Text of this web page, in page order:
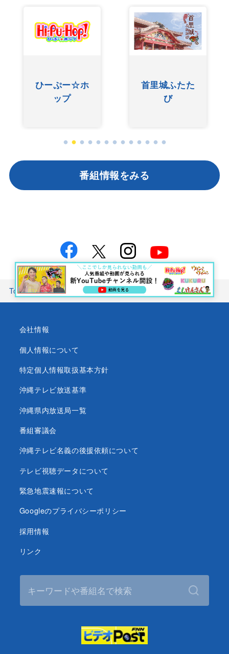
首里城ふたた
び
ぐしけんさん
番組情報をみる
Top お知らせTOP 琉球トラウマナイト ザダン怪 2026
会社情報
個人情報について
特定個人情報取扱基本方針
沖縄テレビ放送基準
沖縄県内放送局一覧
番組審議会
沖縄テレビ名義の後援依頼について
テレビ視聴データについて
緊急地震速報について
Googleのプライバシーポリシー
採用情報
リンク